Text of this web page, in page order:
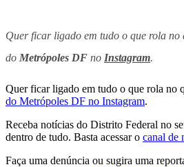
Quer ficar ligado em tudo o que rola
do Metrópoles DF no Instagram.
Quer ficar ligado em tudo o que rola no
do Metrópoles DF no Instagram.
Receba notícias do Distrito Federal no
dentro de tudo. Basta acessar o canal de
Faça uma denúncia ou sugira uma